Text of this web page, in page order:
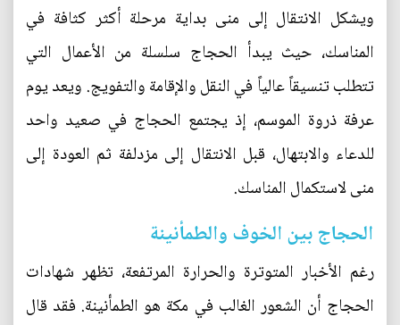
ويشكل الانتقال إلى منى بداية مرحلة أكثر كثافة في
المناسك، حيث يبدأ الحجاج سلسلة من الأعمال التي
تتطلب تنسيقاً عالياً في النقل والإقامة والتفويج. ويعد يوم
عرفة ذروة الموسم، إذ يجتمع الحجاج في صعيد واحد
للدعاء والابتهال، قبل الانتقال إلى مزدلفة ثم العودة إلى
منى لاستكمال المناسك.
الحجاج بين الخوف والطمأنينة
رغم الأخبار المتوترة والحرارة المرتفعة، تظهر شهادات
الحجاج أن الشعور الغالب في مكة هو الطمأنينة. فقد قال